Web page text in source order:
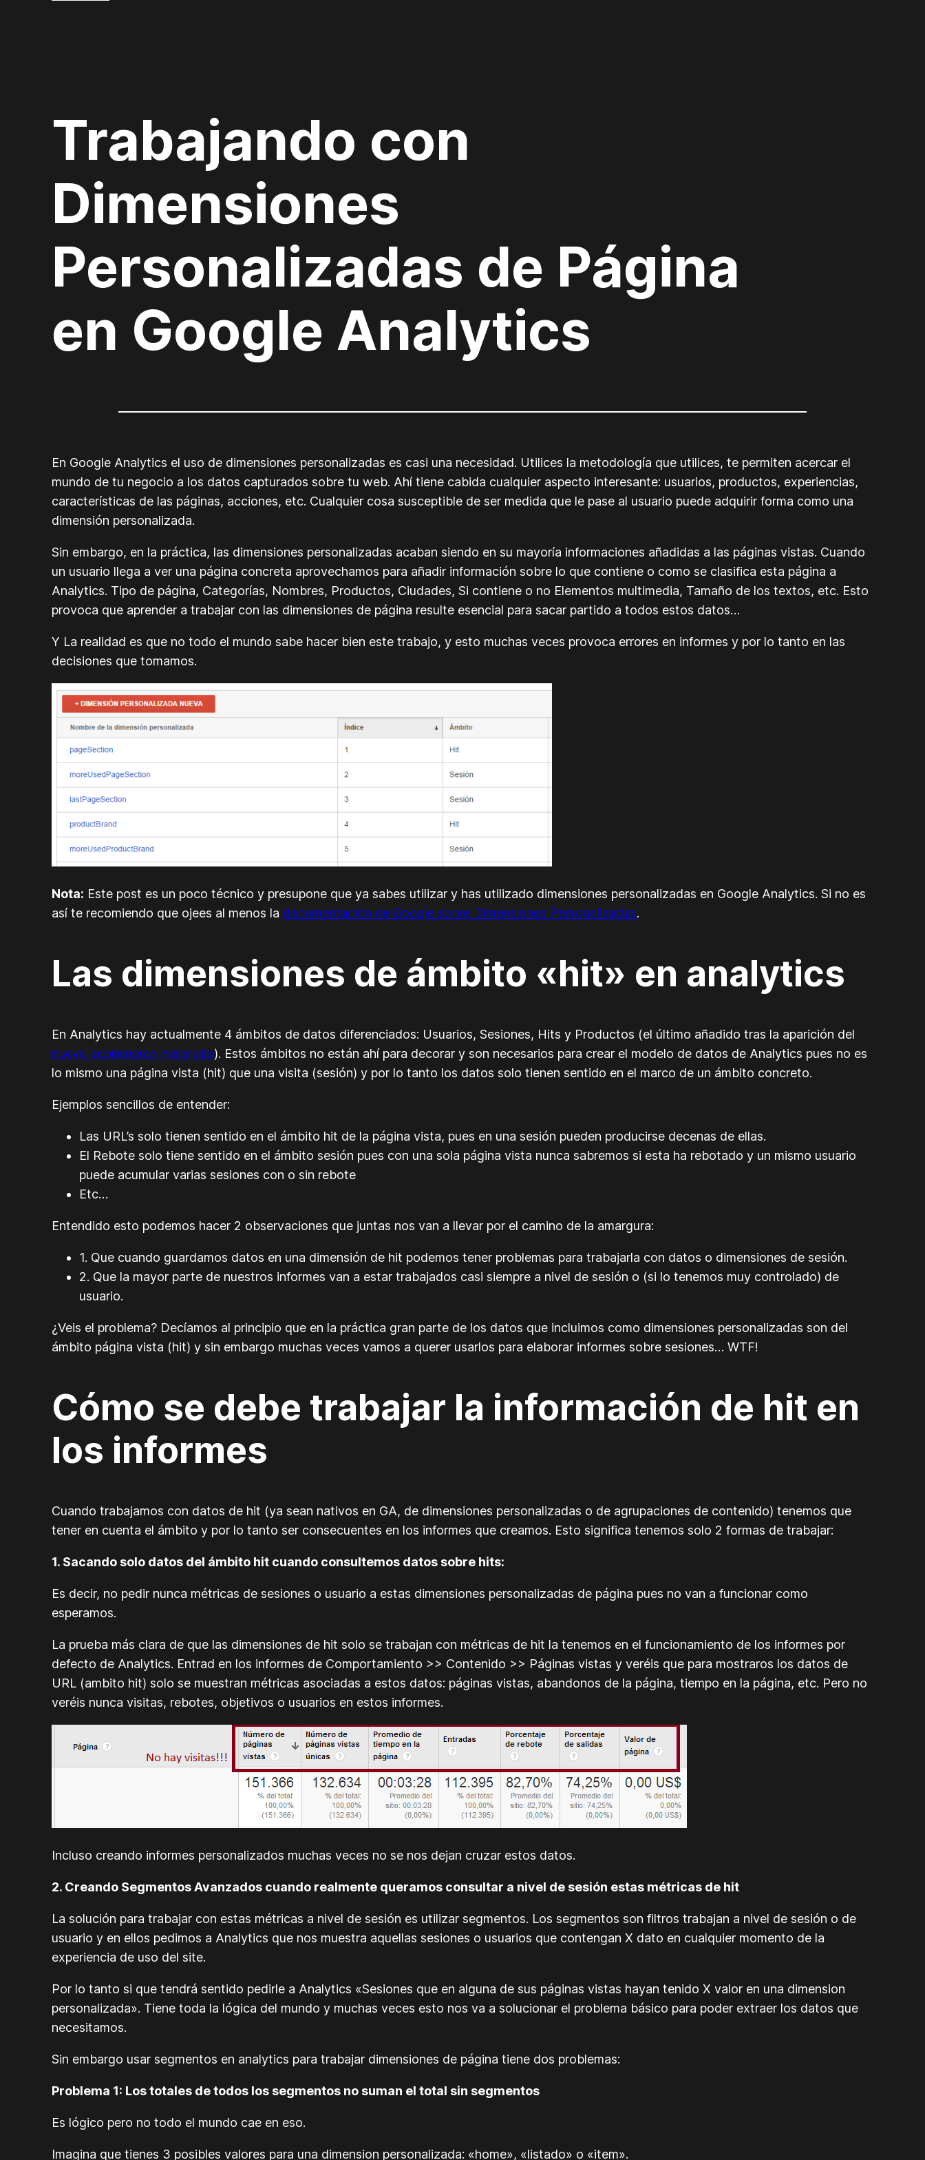
Trabajando con
Dimensiones
Personalizadas de Página
en Google Analytics
En Google Analytics el uso de dimensiones personalizadas es casi una necesidad. Utilices la metodología que utilices, te permiten acercar el
mundo de tu negocio a los datos capturados sobre tu web. Ahí tiene cabida cualquier aspecto interesante: usuarios, productos, experiencias,
características de las páginas, acciones, etc. Cualquier cosa susceptible de ser medida que le pase al usuario puede adquirir forma como una
dimensión personalizada.
Sin embargo, en la práctica, las dimensiones personalizadas acaban siendo en su mayoría informaciones añadidas a las páginas vistas. Cuando
un usuario llega a ver una página concreta aprovechamos para añadir información sobre lo que contiene o como se clasifica esta página a
Analytics. Tipo de página, Categorías, Nombres, Productos, Ciudades, Si contiene o no Elementos multimedia, Tamaño de los textos, etc. Esto
provoca que aprender a trabajar con las dimensiones de página resulte esencial para sacar partido a todos estos datos…
Y La realidad es que no todo el mundo sabe hacer bien este trabajo, y esto muchas veces provoca errores en informes y por lo tanto en las
decisiones que tomamos.
Nota: Este post es un poco técnico y presupone que ya sabes utilizar y has utilizado dimensiones personalizadas en Google Analytics. Si no es
así te recomiendo que ojees al menos la documentación de Google sobre Dimensiones Personalizadas.
Las dimensiones de ámbito «hit» en analytics
En Analytics hay actualmente 4 ámbitos de datos diferenciados: Usuarios, Sesiones, Hits y Productos (el último añadido tras la aparición del
nuevo ecommerce mejorado). Estos ámbitos no están ahí para decorar y son necesarios para crear el modelo de datos de Analytics pues no es
lo mismo una página vista (hit) que una visita (sesión) y por lo tanto los datos solo tienen sentido en el marco de un ámbito concreto.
Ejemplos sencillos de entender:
Las URL’s solo tienen sentido en el ámbito hit de la página vista, pues en una sesión pueden producirse decenas de ellas.
El Rebote solo tiene sentido en el ámbito sesión pues con una sola página vista nunca sabremos si esta ha rebotado y un mismo usuario
puede acumular varias sesiones con o sin rebote
Etc…
Entendido esto podemos hacer 2 observaciones que juntas nos van a llevar por el camino de la amargura:
1. Que cuando guardamos datos en una dimensión de hit podemos tener problemas para trabajarla con datos o dimensiones de sesión.
2. Que la mayor parte de nuestros informes van a estar trabajados casi siempre a nivel de sesión o (si lo tenemos muy controlado) de
usuario.
¿Veis el problema? Decíamos al principio que en la práctica gran parte de los datos que incluimos como dimensiones personalizadas son del
ámbito página vista (hit) y sin embargo muchas veces vamos a querer usarlos para elaborar informes sobre sesiones… WTF!
Cómo se debe trabajar la información de hit en
los informes
Cuando trabajamos con datos de hit (ya sean nativos en GA, de dimensiones personalizadas o de agrupaciones de contenido) tenemos que
tener en cuenta el ámbito y por lo tanto ser consecuentes en los informes que creamos. Esto significa tenemos solo 2 formas de trabajar:
1. Sacando solo datos del ámbito hit cuando consultemos datos sobre hits:
Es decir, no pedir nunca métricas de sesiones o usuario a estas dimensiones personalizadas de página pues no van a funcionar como
esperamos.
La prueba más clara de que las dimensiones de hit solo se trabajan con métricas de hit la tenemos en el funcionamiento de los informes por
defecto de Analytics. Entrad en los informes de Comportamiento >> Contenido >> Páginas vistas y veréis que para mostraros los datos de
URL (ambito hit) solo se muestran métricas asociadas a estos datos: páginas vistas, abandonos de la página, tiempo en la página, etc. Pero no
veréis nunca visitas, rebotes, objetivos o usuarios en estos informes.
Incluso creando informes personalizados muchas veces no se nos dejan cruzar estos datos.
2. Creando Segmentos Avanzados cuando realmente queramos consultar a nivel de sesión estas métricas de hit
La solución para trabajar con estas métricas a nivel de sesión es utilizar segmentos. Los segmentos son filtros trabajan a nivel de sesión o de
usuario y en ellos pedimos a Analytics que nos muestra aquellas sesiones o usuarios que contengan X dato en cualquier momento de la
experiencia de uso del site.
Por lo tanto si que tendrá sentido pedirle a Analytics «Sesiones que en alguna de sus páginas vistas hayan tenido X valor en una dimension
personalizada». Tiene toda la lógica del mundo y muchas veces esto nos va a solucionar el problema básico para poder extraer los datos que
necesitamos.
Sin embargo usar segmentos en analytics para trabajar dimensiones de página tiene dos problemas:
Problema 1: Los totales de todos los segmentos no suman el total sin segmentos
Es lógico pero no todo el mundo cae en eso.
Imagina que tienes 3 posibles valores para una dimension personalizada: «home», «listado» o «item».